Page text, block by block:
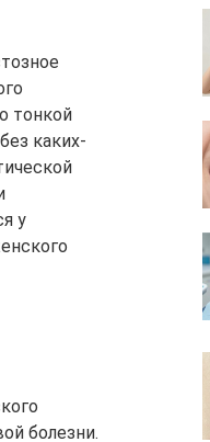
тонкой
каких-
у
болезни.